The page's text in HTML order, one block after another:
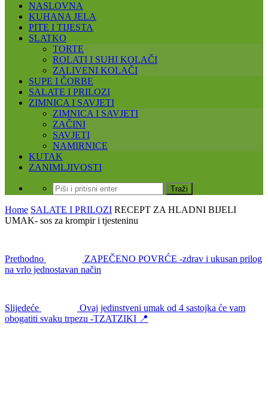
NASLOVNA
KUHANA JELA
PITE I TIJESTA
SLATKO
TORTE
ROLATI I SUHI KOLAČI
ZALIVENI KOLAČI
SUPE I ČORBE
SALATE I PRILOZI
ZIMNICA I SAVJETI
ZIMNICA I SAVJETI
ZAČINI
SAVJETI
NAMIRNICE
KUTAK
ZANIMLJIVOSTI
Home SALATE I PRILOZI RECEPT ZA HLADNI BIJELI
UMAK- sos za krompir i tjesteninu
Prethodno
ZAPEČENO POVRĆE -zdrav i ukusan prilog
na vrlo jednostavan način
Slijedeće
Ovaj jedinstveni umak od 4 sastojka će vam
obogatiti svaku trpezu -TZATZIKI 📍